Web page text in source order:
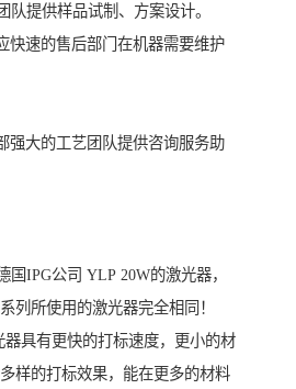
队提供样品试制、方案设计。
快速的售后部门在机器需要维护
强大的工艺团队提供咨询服务助
国IPG公司 YLP 20W的激光器，
列所使用的激光器完全相同！
器具有更快的打标速度，更小的材
样的打标效果，能在更多的材料